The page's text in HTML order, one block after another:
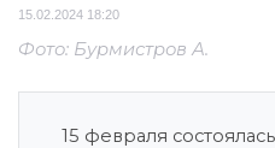
15.02.2024 18:20
Фото: Бурмистров А.
15 февраля